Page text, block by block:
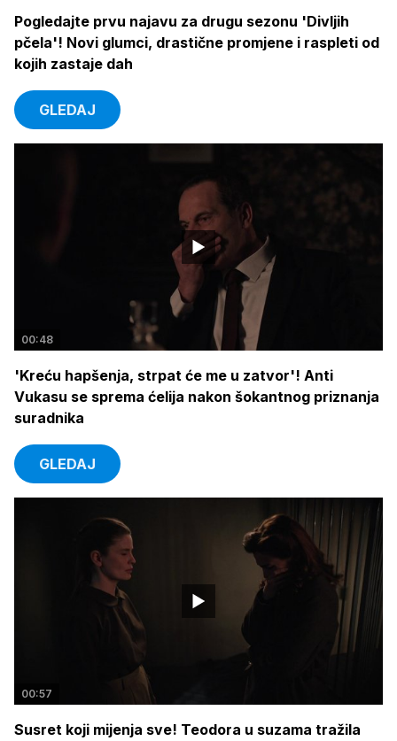
Pogledajte prvu najavu za drugu sezonu 'Divljih
pčela'! Novi glumci, drastične promjene i raspleti od
kojih zastaje dah
GLEDAJ
00:48
'Kreću hapšenja, strpat će me u zatvor'! Anti
Vukasu se sprema ćelija nakon šokantnog priznanja
suradnika
GLEDAJ
00:57
Susret koji mijenja sve! Teodora u suzama tražila